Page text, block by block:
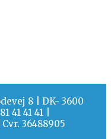
8 | DK- 3600
41 41 |
36488905